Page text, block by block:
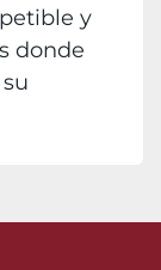
y
donde